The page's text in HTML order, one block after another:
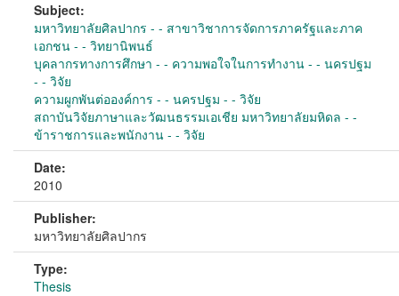
Subject:
มหาวิทยาลัยศิลปากร - - สาขาวิชาการจัดการภาครัฐและภาค
เอกชน - - วิทยานิพนธ์
บุคลากรทางการศึกษา - - ความพอใจในการทำงาน - - นครปฐม
- - วิจัย
ความผูกพันต่อองค์การ - - นครปฐม - - วิจัย
สถาบันวิจัยภาษาและวัฒนธรรมเอเชีย มหาวิทยาลัยมหิดล - -
ข้าราชการและพนักงาน - - วิจัย
Date:
2010
Publisher:
มหาวิทยาลัยศิลปากร
Type:
Thesis